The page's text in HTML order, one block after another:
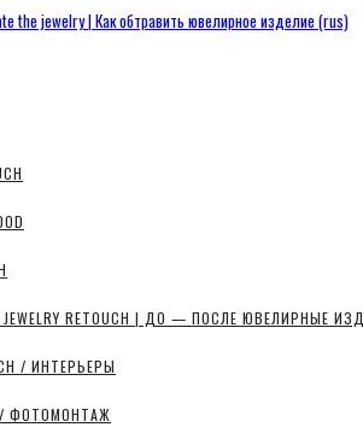
the jewelry | Как обтравить ювелирное изделие (rus)
JEWELRY RETOUCH | ДО — ПОСЛЕ ЮВЕЛИРНЫЕ
/ ИНТЕРЬЕРЫ
/ ФОТОМОНТАЖ